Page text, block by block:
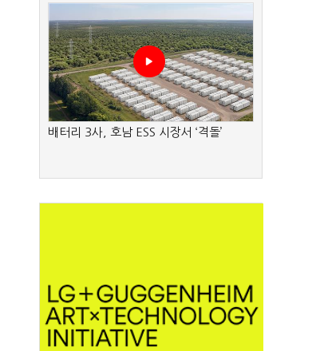
배터리 3사, 호남 ESS 시장서 ‘격돌’